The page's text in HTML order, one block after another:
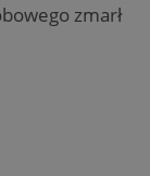
zmarł